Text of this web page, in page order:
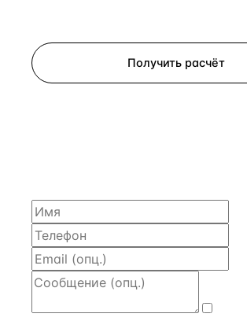
Получить расчёт